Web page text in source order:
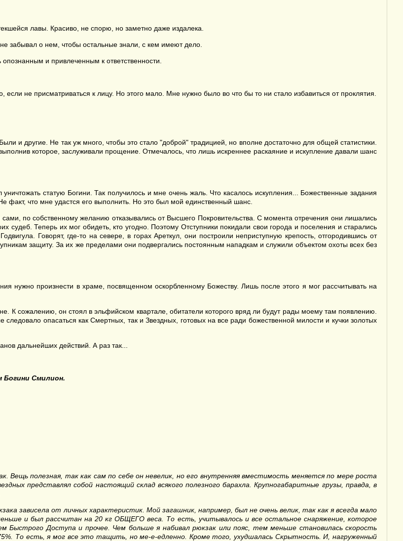
лавы. Красиво, не спорю, но заметно даже издалека.
забывал о нем, чтобы остальные знали, с кем имеют дело.
и привлеченным к ответственности.
не присматриваться к лицу. Но этого мало. Мне нужно было во что бы то ни стало избавиться от проклятия.
и другие. Не так уж много, чтобы это стало "доброй" традицией, но вполне достаточно для общей статистики.
которое, заслуживали прощение. Отмечалось, что лишь искреннее раскаяние и искупление давали шанс
статую Богини. Так получилось и мне очень жаль. Что касалось искупления... Божественные задания
что мне удастся его выполнить. Но это был мой единственный шанс.
по собственному желанию отказывались от Высшего Покровительства. С момента отречения они лишались
судеб. Теперь их мог обидеть, кто угодно. Поэтому Отступники покидали свои города и поселения и старались
Говорят, где-то на севере, в горах Ареткул, они построили неприступную крепость, отгородившись от
защиту. За их же пределами они подвергались постоянным нападкам и служили объектом охоты всех без
нужно произнести в храме, посвященном оскорбленному Божеству. Лишь после этого я мог рассчитывать на
К сожалению, он стоял в эльфийском квартале, обитатели которого вряд ли будут рады моему там появлению.
опасаться как Смертных, так и Звездных, готовых на все ради божественной милости и кучки золотых
дальнейших действий. А раз так...
Богини Смилион.
. Вещь полезная, так как сам по себе он невелик, но его внутренняя вместимость меняется по мере роста
представлял собой настоящий склад всякого полезного барахла. Крупногабаритные грузы, правда, в
зависела от личных характеристик. Мой загашник, например, был не очень велик, так как явсегдамало
и был рассчитан на 20 кгОБЩЕГО веса. То есть, учитывалось и все остальное снаряжение, которое
Быстрого Доступа и прочее. Чем больше я набивалрюкзак илипояс , тем меньше становилась скорость
5%. То есть, я мог все это тащить, но ме-е-едленно. Кроме того, ухудшалась Скрытность. И, нагруженный